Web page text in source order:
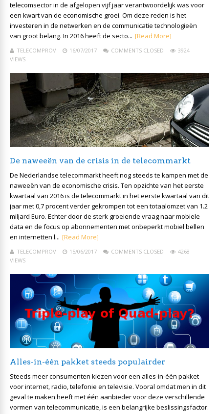
telecomsector in de afgelopen vijf jaar verantwoordelijk was voor
een kwart van de economische groei. Om deze reden is het
investeren in de netwerken en de communicatie technologieën
van groot belang. In 2016 heeft de secto... [Read More]
TELECOMPROV 16/07/2017 COMMENTS CLOSED
3924
VIEWS
De naweeën van de crisis in de telecommarkt
De Nederlandse telecommarkt heeft nog steeds te kampen met de
naweeën van de economische crisis. Ten opzichte van het eerste
kwartaal van 2016 is de telecommarkt in het eerste kwartaal van dit
jaar met 0,7 procent verder gekrompen tot een totaalomzet van 1.2
miljard Euro. Echter door de sterk groeiende vraag naar mobiele
data en de focus op abonnementen met onbeperkt mobiel bellen
en internetten l... [Read More]
TELECOMPROV 15/06/2017 COMMENTS CLOSED
4268
VIEWS
Alles-in-één pakket steeds populairder
Steeds meer consumenten kiezen voor een alles-in-één pakket
voor internet, radio, telefonie en televisie. Vooral omdat men in dit
geval te maken heeft met één aanbieder voor deze verschillende
vormen van telecommunicatie, is een belangrijke beslissingsfactor.